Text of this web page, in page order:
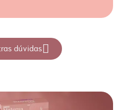
dúvidas